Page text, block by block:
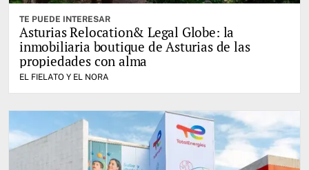
TE PUEDE INTERESAR
Asturias Relocation& Legal Globe: la
inmobiliaria boutique de Asturias de las
propiedades con alma
EL FIELATO Y EL NORA